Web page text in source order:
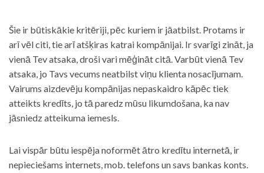
Šie ir būtiskākie kritēriji, pēc kuriem ir jāatbilst. Protams ir
arī vēl citi, tie arī atšķiras katrai kompānijai. Ir svarīgi zināt, ja
vienā Tev atsaka, droši vari mēģināt citā. Varbūt vienā Tev
atsaka, jo Tavs vecums neatbilst viņu klienta nosacījumam.
Vairums aizdevēju kompānijas nepaskaidro kāpēc tiek
atteikts kredīts, jo tā paredz mūsu likumdošana, ka nav
jāsniedz atteikuma iemesls.
Lai vispār būtu iespēja noformēt ātro kredītu internetā, ir
nepieciešams internets, mob. telefons un savs bankas konts.